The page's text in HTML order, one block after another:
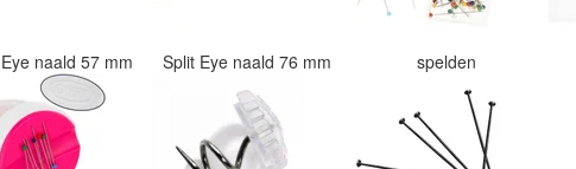
naald 57 mm Split Eye naald 76 mm spelden